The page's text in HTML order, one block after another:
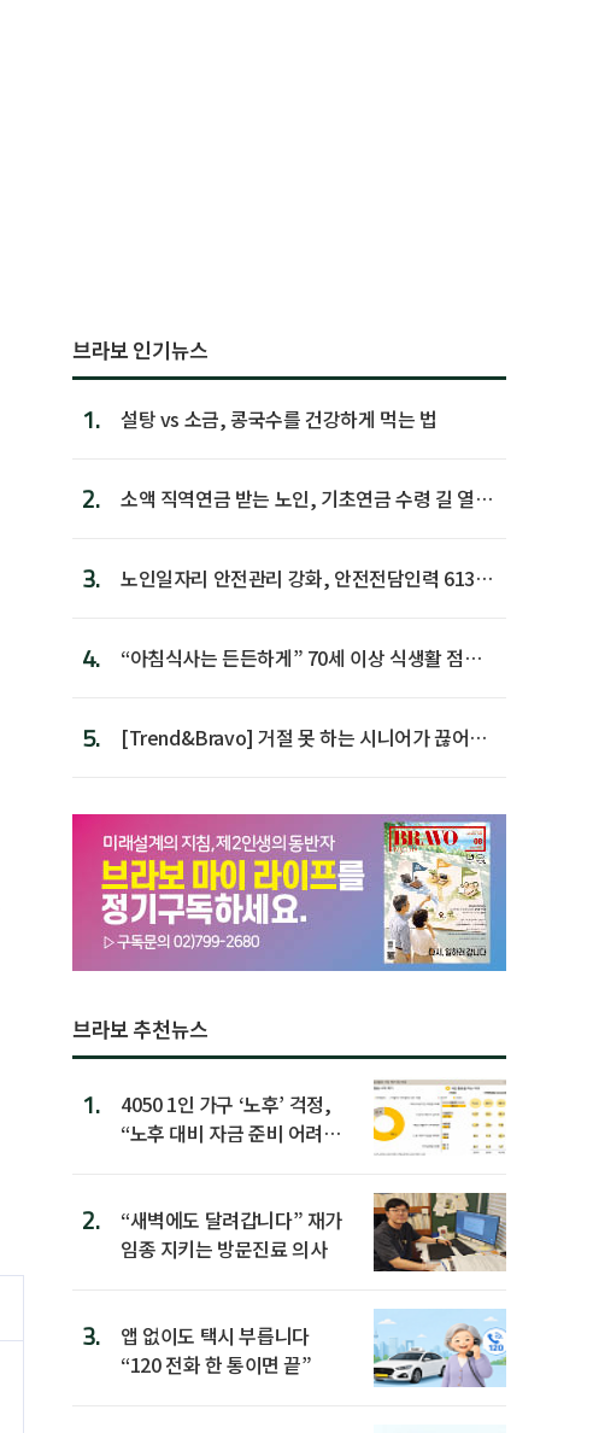
브라보 인기뉴스
1. 설탕 vs 소금, 콩국수를 건강하게 먹는 법
2.
소액 직역연금 받는 노인, 기초연금 수령 길 열린
3.
노인일자리 안전관리 강화, 안전전담인력 613명
4.
“아침식사는 든든하게” 70세 이상 식생활 점수
5.
[Trend&Bravo] 거절 못 하는 시니어가 끊어야
브라보 추천뉴스
1.
4050 1인 가구 ‘노후’ 걱정,
“노후 대비 자금 준비 어려
2.
“새벽에도 달려갑니다” 재가
임종 지키는 방문진료 의사
3.
앱 없이도 택시 부릅니다
“120 전화 한 통이면 끝”